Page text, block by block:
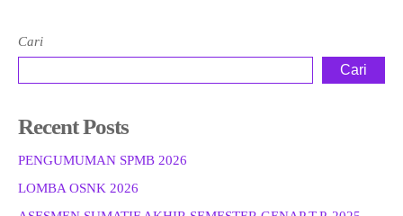
Cari
Cari
Recent Posts
PENGUMUMAN SPMB 2026
LOMBA OSNK 2026